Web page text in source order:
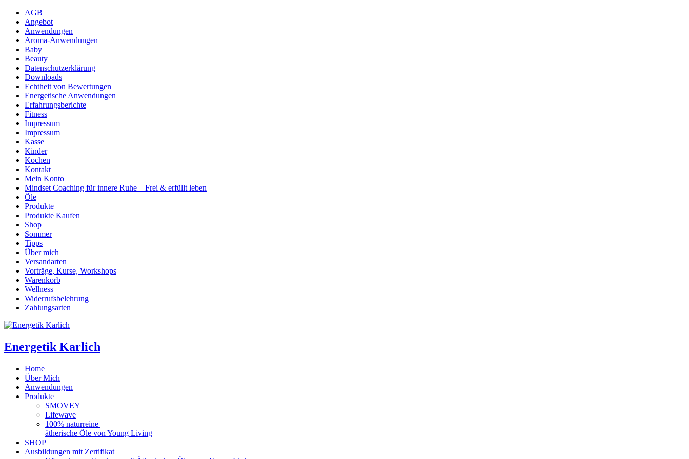
AGB
Angebot
Anwendungen
Aroma-Anwendungen
Baby
Beauty
Datenschutzerklärung
Downloads
Echtheit von Bewertungen
Energetische Anwendungen
Erfahrungsberichte
Fitness
Impressum
Impressum
Kasse
Kinder
Kochen
Kontakt
Mein Konto
Mindset Coaching für innere Ruhe – Frei & erfüllt leben
Öle
Produkte
Produkte Kaufen
Shop
Sommer
Tipps
Über mich
Versandarten
Vorträge, Kurse, Workshops
Warenkorb
Wellness
Widerrufsbelehrung
Zahlungsarten
Energetik Karlich
Home
Über Mich
Anwendungen
Produkte
SMOVEY
Lifewave
100% naturreine
ätherische Öle von Young Living
SHOP
Ausbildungen mit Zertifikat